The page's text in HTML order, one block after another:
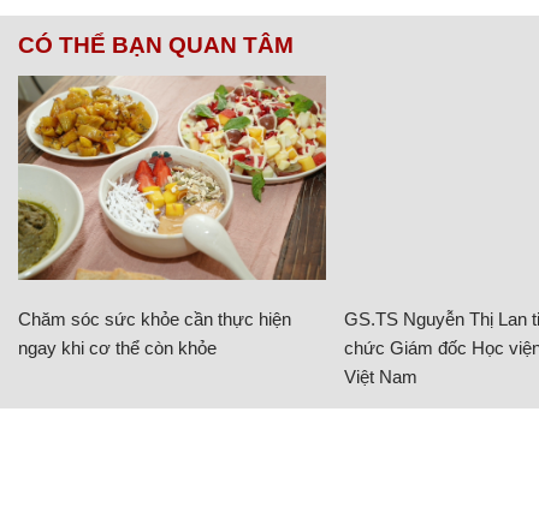
CÓ THỂ BẠN QUAN TÂM
Chăm sóc sức khỏe cần thực hiện
ngay khi cơ thể còn khỏe
GS.TS Nguyễn Thị Lan
chức Giám đốc Học
Việt Nam